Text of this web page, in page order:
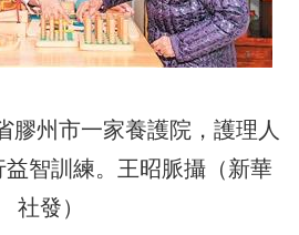
膠州市一家養護院，護理人
益智訓練。王昭脈攝（新華
社發）